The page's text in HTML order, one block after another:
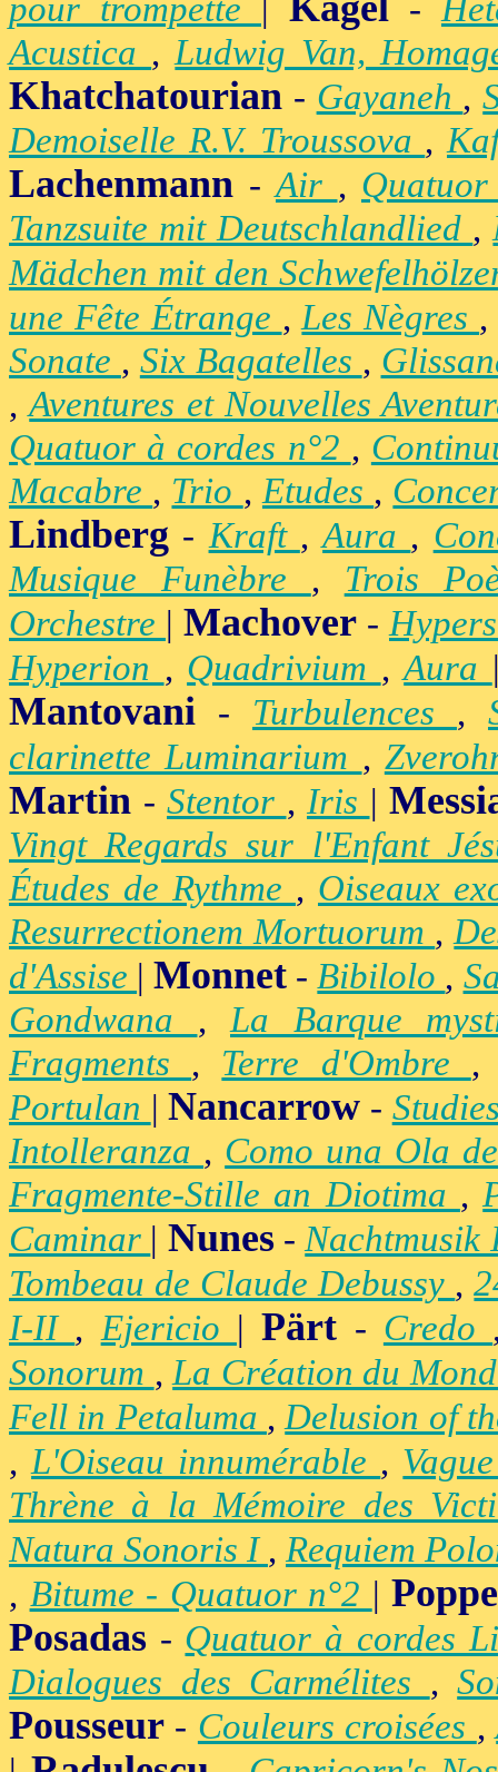
pour trompette | -
Acustica ,Ludwig Van,
Khatchatourian - Gayaneh ,
Demoiselle R.V. Troussova ,
Lachenmann -Air ,
Tanzsuite mit Deutschlandlied ,
Mädchen mit den
une Fête Étrange ,Les Nègres ,
Sonate , Six Bagatelles ,
,Aventures et Nouvelles
Quatuor à cordes n°2 ,
Macabre , Trio ,Etudes ,
Lindberg -Kraft ,Aura ,
Musique Funèbre , Trois
Orchestre | Machover -
Hyperion , Quadrivium ,Aura
Mantovani - Turbulences ,
clarinette Luminarium ,
Martin - Stentor , Iris |
Vingt Regards sur l'Enfant
Études de Rythme , Oiseaux
Resurrectionem Mortuorum ,
d'Assise |Monnet -Bibilolo ,
Gondwana ,La Barque
Fragments , Terre d'Ombre
Portulan |Nancarrow -
Intolleranza , Como una Ola
Fragmente-Stille an Diotima ,
Caminar | Nunes-
Tombeau de Claude Debussy ,
I-II ,Ejericio |Pärt - Credo
Sonorum ,La Création du
Fell in Petaluma ,Delusion of
,L'Oiseau innumérable ,
Thrène à la Mémoire des
Natura Sonoris I , Requiem
, Bitume - Quatuor n°2 |Poppe
Posadas - Quatuor à cordes
Dialogues des Carmélites ,
Pousseur - Couleurs croisées ,